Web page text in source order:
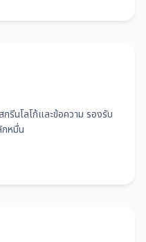
รีนโลโก้และข้อความ รองรับ
หมื่น